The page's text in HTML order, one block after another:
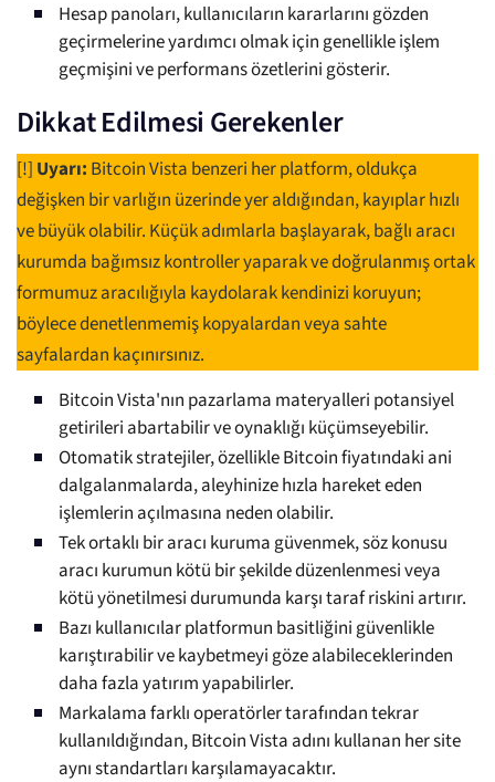
Hesap panoları, kullanıcıların kararlarını gözden
geçirmelerine yardımcı olmak için genellikle işlem
geçmişini ve performans özetlerini gösterir.
Dikkat Edilmesi Gerekenler
[!] Uyarı: Bitcoin Vista benzeri her platform, oldukça
değişken bir varlığın üzerinde yer aldığından, kayıplar hızlı
ve büyük olabilir. Küçük adımlarla başlayarak, bağlı aracı
kurumda bağımsız kontroller yaparak ve doğrulanmış ortak
formumuz aracılığıyla kaydolarak kendinizi koruyun;
böylece denetlenmemiş kopyalardan veya sahte
sayfalardan kaçınırsınız.
Bitcoin Vista'nın pazarlama materyalleri potansiyel
getirileri abartabilir ve oynaklığı küçümseyebilir.
Otomatik stratejiler, özellikle Bitcoin fiyatındaki ani
dalgalanmalarda, aleyhinize hızla hareket eden
işlemlerin açılmasına neden olabilir.
Tek ortaklı bir aracı kuruma güvenmek, söz konusu
aracı kurumun kötü bir şekilde düzenlenmesi veya
kötü yönetilmesi durumunda karşı taraf riskini artırır.
Bazı kullanıcılar platformun basitliğini güvenlikle
karıştırabilir ve kaybetmeyi göze alabileceklerinden
daha fazla yatırım yapabilirler.
Markalama farklı operatörler tarafından tekrar
kullanıldığından, Bitcoin Vista adını kullanan her site
aynı standartları karşılamayacaktır.